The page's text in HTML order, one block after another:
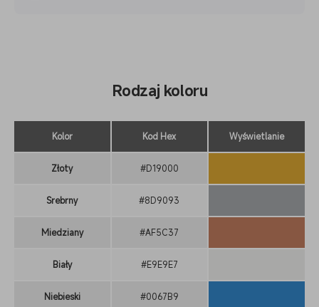
Rodzaj koloru
Kolor Kod Hex Wyświetlanie
Złoty #D19000
Srebrny #8D9093
Miedziany #AF5C37
Biały #E9E9E7
Niebieski #0067B9